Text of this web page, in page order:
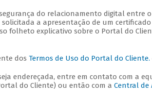
do relacionamento digital entre o
a apresentação de um
folheto explicativo sobre o Portal do
dos Termos de Uso do Portal do Cliente.
endereçada, entre em contato com a
do Cliente) ou então com a Central de